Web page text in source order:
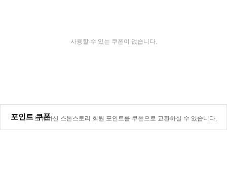
사용할 수 있는 쿠폰이 없습니다.
포인트 쿠폰보유하신 스톤스토리 회원 포인트를 쿠폰으로 교환하실 수 있습니다.